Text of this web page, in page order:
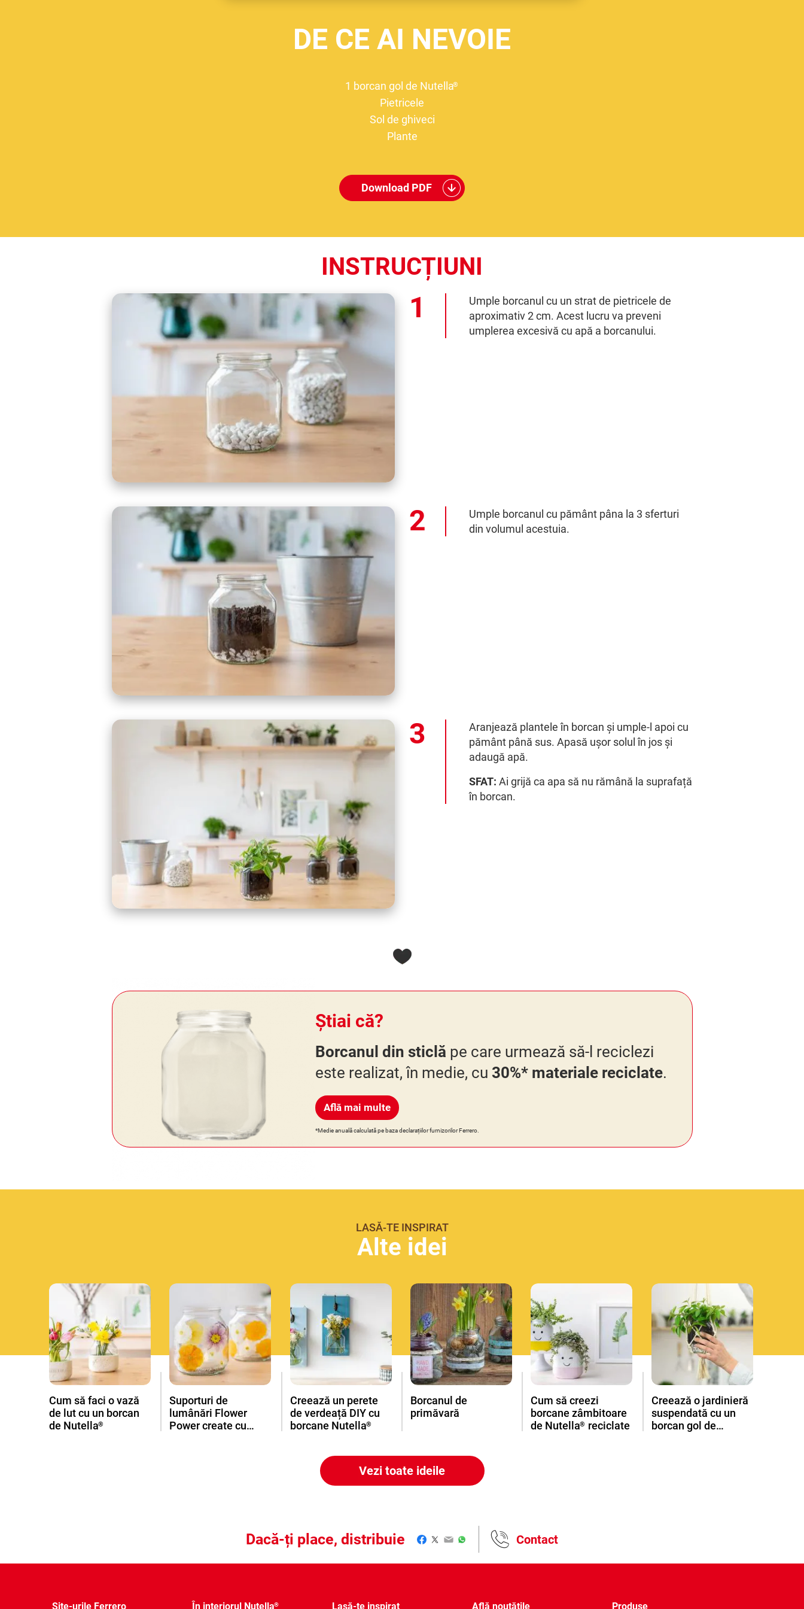
DE CE AI NEVOIE
1 borcan gol de Nutella®
Pietricele
Sol de ghiveci
Plante
Download PDF
INSTRUCȚIUNI
Umple borcanul cu un strat de pietricele de
aproximativ 2 cm. Acest lucru va preveni
umplerea excesivă cu apă a borcanului.
Umple borcanul cu pământ pâna la 3 sferturi
din volumul acestuia.
Aranjează plantele în borcan și umple-l apoi cu
pământ până sus. Apasă ușor solul în jos și
adaugă apă.
SFAT: Ai grijă ca apa să nu rămână la suprafață
în borcan.
Știai că?
Borcanul din sticlă pe care urmează să-l reciclezi
este realizat, în medie, cu 30%* materiale reciclate.
Află mai multe
*Medie anuală calculată pe baza declarațiilor furnizorilor Ferrero.
LASĂ-TE INSPIRAT
Alte idei
Cum să faci o vază
de lut cu un borcan
de Nutella®
Suporturi de
lumânări Flower
Power create cu
Creează un perete
de verdeață DIY cu
borcane Nutella®
Borcanul de
primăvară
Cum să creezi
borcane zâmbitoare
de Nutella® reciclate
Creează o jardinieră
suspendată cu un
borcan gol de
Vezi toate ideile
Dacă-ți place, distribuie Facebook
Twitter
EmailWhatsApp Contact
Site-urile Ferrero În interiorul Nutella® Lasă-te inspirat Află noutățile Produse